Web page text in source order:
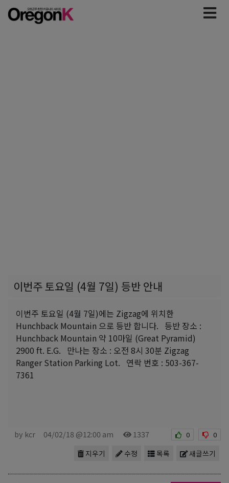
이번주 토요일 (4월 7일) 등반 안내
이번주 토요일 (4월 7일)에는 Zigzag에 위치한
Hunchback Mountain 으로 등반 합니다. 등반 장소 :
Hunchback Mountain 약 10마일 (Great Pyramid)
2900 ft. E.G. 만나는 장소 : 오전 8시 30분 Zigzag
Ranger Station Parking Lot. 연락 번호 : 503-367-
7361
by kcr 04/02/18 @12:00 am 1337 0 0
새글쓰기
목록
수정
지우기